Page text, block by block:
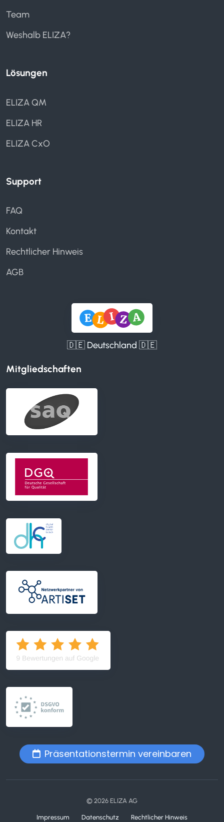
Team
Weshalb ELIZA?
Lösungen
ELIZA QM
ELIZA HR
ELIZA CxO
Support
FAQ
Kontakt
Rechtlicher Hinweis
AGB
🇩🇪 Deutschland 🇩🇪
Mitgliedschaften
Präsentationstermin vereinbaren
© 2026 ELIZA AG
Impressum Datenschutz Rechtlicher Hinweis